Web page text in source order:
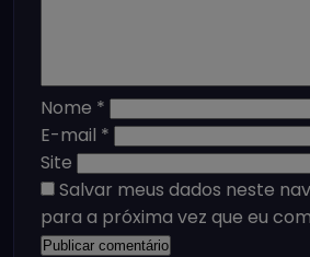
Nome *
E-mail *
Site
Salvar meus dados neste
para a próxima vez que eu